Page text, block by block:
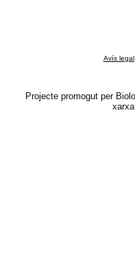
Avís legal
Projecte promogut per